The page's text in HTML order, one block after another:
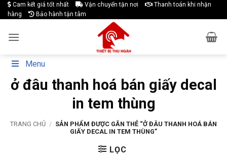
Skip
to
Cam kết giá tốt nhất Vận chuyển tận nơi
Thanh toán khi nhận
hàng
Bảo hành tận tâm
Menu
ở đâu thanh hoá bán giấy decal
in tem thùng
TRANG CHỦ / SẢN PHẨM ĐƯỢC GẮN THẺ “Ở ĐÂU THANH HOÁ BÁN
GIẤY DECAL IN TEM THÙNG”
LỌC